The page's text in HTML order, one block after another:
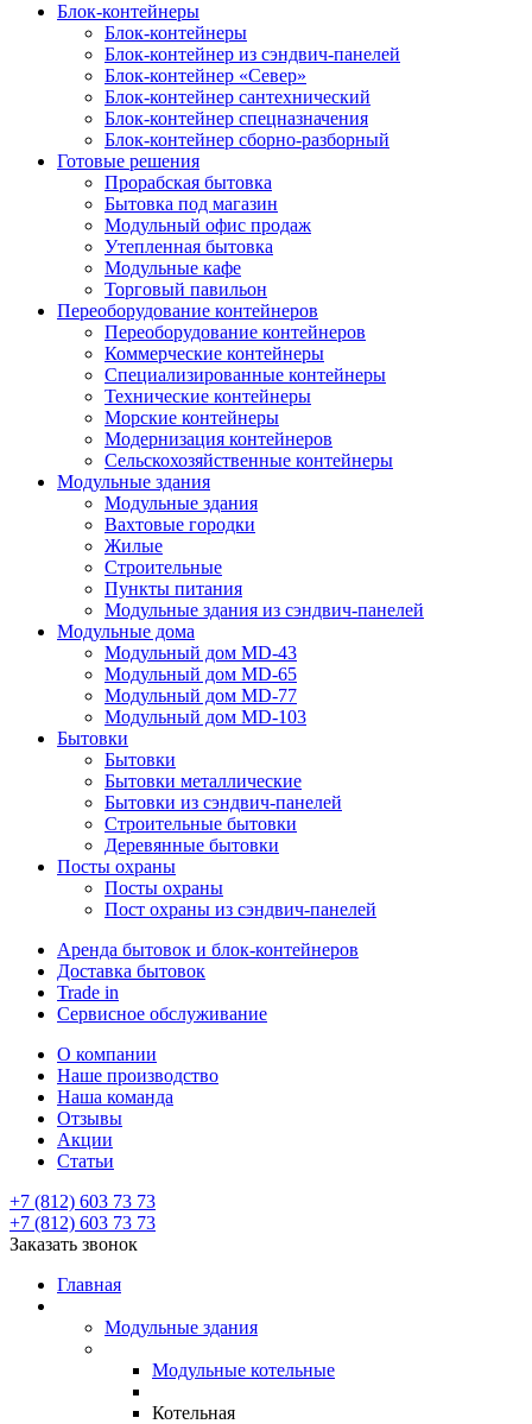
Блок-контейнеры
Блок-контейнеры
Блок-контейнер из сэндвич-панелей
Блок-контейнер «Север»
Блок-контейнер сантехнический
Блок-контейнер спецназначения
Блок-контейнер сборно-разборный
Готовые решения
Прорабская бытовка
Бытовка под магазин
Модульный офис продаж
Утепленная бытовка
Модульные кафе
Торговый павильон
Переоборудование контейнеров
Переоборудование контейнеров
Коммерческие контейнеры
Специализированные контейнеры
Технические контейнеры
Морские контейнеры
Модернизация контейнеров
Сельскохозяйственные контейнеры
Модульные здания
Модульные здания
Вахтовые городки
Жилые
Строительные
Пункты питания
Модульные здания из сэндвич-панелей
Модульные дома
Модульный дом MD-43
Модульный дом MD-65
Модульный дом MD-77
Модульный дом MD-103
Бытовки
Бытовки
Бытовки металлические
Бытовки из сэндвич-панелей
Строительные бытовки
Деревянные бытовки
Посты охраны
Посты охраны
Пост охраны из сэндвич-панелей
Аренда бытовок и блок-контейнеров
Доставка бытовок
Trade in
Сервисное обслуживание
О компании
Наше производство
Наша команда
Отзывы
Акции
Статьи
+7 (812) 603 73 73
+7 (812) 603 73 73
Заказать звонок
Главная
Модульные здания
Модульные котельные
Котельная